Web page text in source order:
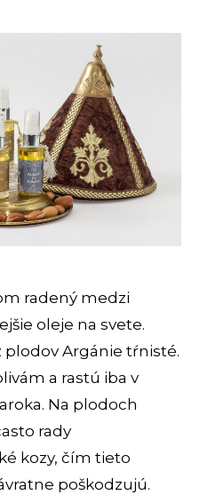
radený medzi
oleje na svete.
plodov Argánie tŕnisté.
a rastú iba v
Na plodoch
rady
kozy, čím tieto
poškodzujú.